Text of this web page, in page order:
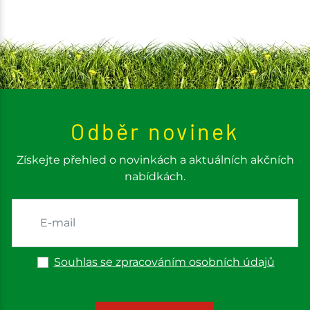
Odběr novinek
Získejte přehled o novinkách a aktuálních akčních
nabídkách.
Souhlas se zpracováním osobních údajů